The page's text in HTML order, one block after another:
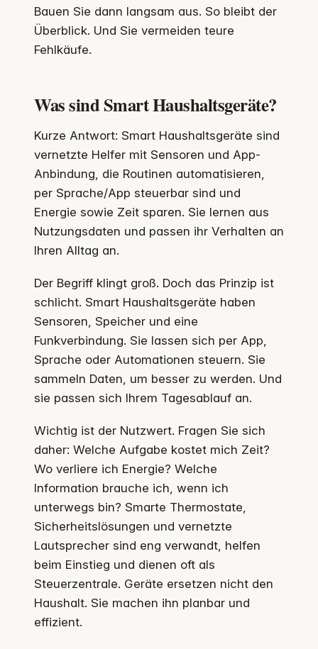
Bauen Sie dann langsam aus. So bleibt der
Überblick. Und Sie vermeiden teure
Fehlkäufe.
Was sind Smart Haushaltsgeräte?
Kurze Antwort: Smart Haushaltsgeräte sind
vernetzte Helfer mit Sensoren und App-
Anbindung, die Routinen automatisieren,
per Sprache/App steuerbar sind und
Energie sowie Zeit sparen. Sie lernen aus
Nutzungsdaten und passen ihr Verhalten an
Ihren Alltag an.
Der Begriff klingt groß. Doch das Prinzip ist
schlicht. Smart Haushaltsgeräte haben
Sensoren, Speicher und eine
Funkverbindung. Sie lassen sich per App,
Sprache oder Automationen steuern. Sie
sammeln Daten, um besser zu werden. Und
sie passen sich Ihrem Tagesablauf an.
Wichtig ist der Nutzwert. Fragen Sie sich
daher: Welche Aufgabe kostet mich Zeit?
Wo verliere ich Energie? Welche
Information brauche ich, wenn ich
unterwegs bin? Smarte Thermostate,
Sicherheitslösungen und vernetzte
Lautsprecher sind eng verwandt, helfen
beim Einstieg und dienen oft als
Steuerzentrale. Geräte ersetzen nicht den
Haushalt. Sie machen ihn planbar und
effizient.